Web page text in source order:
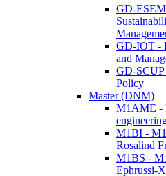
GD-
GD-IOT -
and
GD-SCUP
Policy
Master (DNM)
M1AME -
M1BI -
Rosalind
M1BS -
Ephrussi-X